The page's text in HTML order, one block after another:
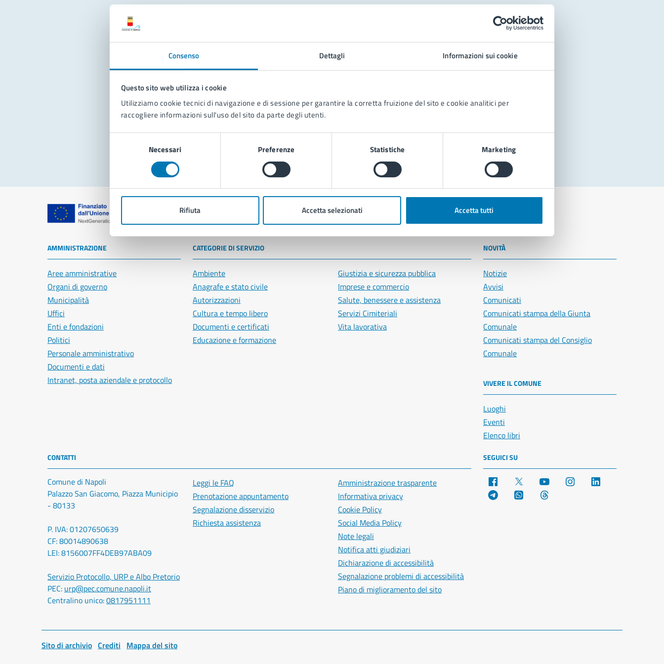
Consenso Dettagli Informazioni sui cookie
Questo sito web utilizza i cookie
Utilizziamo cookie tecnici di navigazione e di sessione per garantire la corretta fruizione del sito e cookie analitici per
raccogliere informazioni sull'uso del sito da parte degli utenti.
Necessari Preferenze Statistiche Marketing
Rifiuta Accetta selezionati Accetta tutti
Problemi in città
Segnala disservizio
Comune di Napoli
AMMINISTRAZIONE
Aree amministrative
Organi di governo
Municipalità
Uffici
Enti e fondazioni
Politici
Personale amministrativo
Documenti e dati
Intranet, posta aziendale e protocollo
CATEGORIE DI SERVIZIO
Ambiente
Anagrafe e stato civile
Autorizzazioni
Cultura e tempo libero
Documenti e certificati
Educazione e formazione
Giustizia e sicurezza pubblica
Imprese e commercio
Salute, benessere e assistenza
Servizi Cimiteriali
Vita lavorativa
NOVITÀ
Notizie
Avvisi
Comunicati
Comunicati stampa della Giunta
Comunale
Comunicati stampa del Consiglio
Comunale
VIVERE IL COMUNE
Luoghi
Eventi
Elenco libri
CONTATTI
Comune di Napoli
Palazzo San Giacomo, Piazza Municipio
- 80133
P. IVA: 01207650639
CF: 80014890638
LEI: 8156007FF4DEB97ABA09
Servizio Protocollo, URP e Albo Pretorio
PEC: urp@pec.comune.napoli.it
Centralino unico:0817951111
Leggi le FAQ
Prenotazione appuntamento
Segnalazione disservizio
Richiesta assistenza
Amministrazione trasparente
Informativa privacy
Cookie Policy
Social Media Policy
Note legali
Notifica atti giudiziari
Dichiarazione di accessibilità
Segnalazione problemi di accessibilità
Piano di miglioramento del sito
SEGUICI SU
Facebook YouTube Instagram
Telegram WhatsApp
Sito di archivio Crediti Mappa del sito